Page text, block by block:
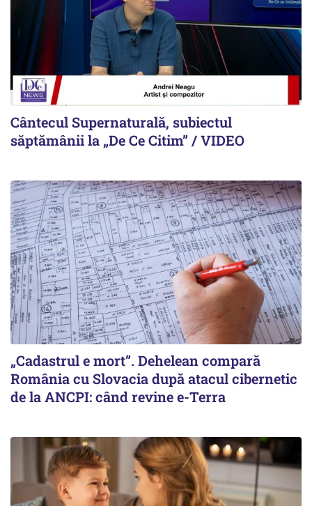
Cântecul Supernaturală, subiectul
săptămânii la „De Ce Citim” / VIDEO
„Cadastrul e mort”. Dehelean compară
România cu Slovacia după atacul cibernetic
de la ANCPI: când revine e-Terra